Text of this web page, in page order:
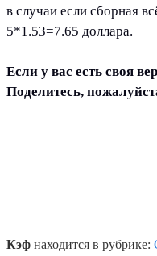
в случаи если сборная
5*1.53=7.65 доллара.
Если у вас есть своя
Поделитесь,
Кэф находится в рубрике: